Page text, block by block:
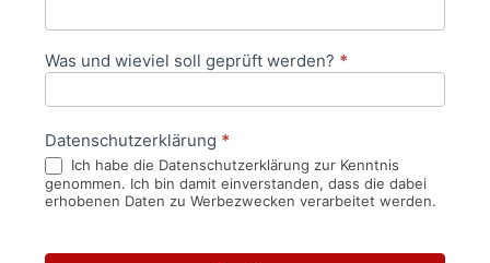
Was und wieviel soll geprüft werden? *
Datenschutzerklärung *
Ich habe die Datenschutzerklärung zur Kenntnis
genommen. Ich bin damit einverstanden, dass die dabei
erhobenen Daten zu Werbezwecken verarbeitet werden.